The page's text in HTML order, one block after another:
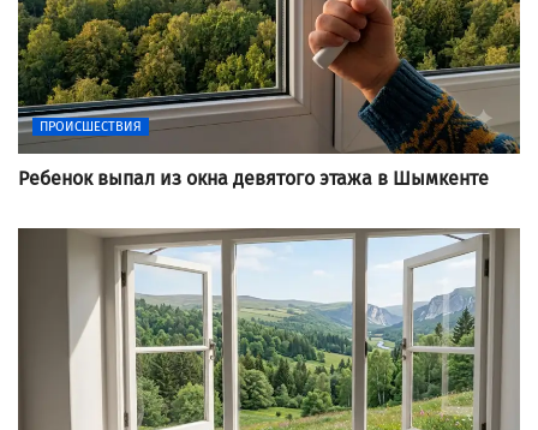
ПРОИСШЕСТВИЯ
Ребенок выпал из окна девятого этажа в Шымкенте